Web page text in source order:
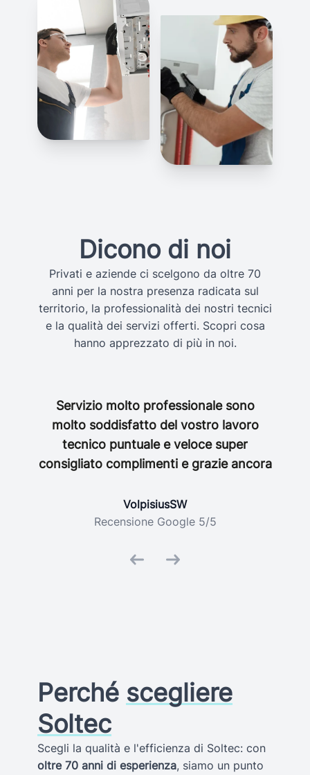
Dicono di noi
Privati e aziende ci scelgono da oltre 70
anni per la nostra presenza radicata sul
territorio, la professionalità dei nostri tecnici
e la qualità dei servizi offerti. Scopri cosa
hanno apprezzato di più in noi.
Servizio molto professionale sono
molto soddisfatto del vostro lavoro
tecnico puntuale e veloce super
consigliato complimenti e grazie ancora
VolpisiusSW
Recensione Google 5/5
Perché scegliere
Soltec
Scegli la qualità e l'efficienza di Soltec: con
oltre 70 anni di esperienza, siamo un punto